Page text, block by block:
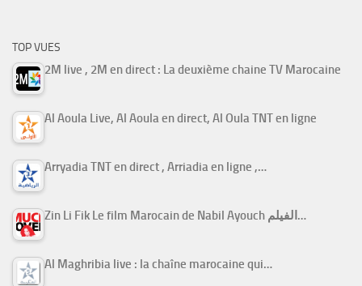
TOP VUES
2M live , 2M en direct : La deuxième chaine TV Marocaine
Al Aoula Live, Al Aoula en direct, Al Oula TNT en ligne
Arryadia TNT en direct , Arriadia en ligne ,…
Zin Li Fik Le film Marocain de Nabil Ayouch الفيلم…
Al Maghribia live : la chaîne marocaine qui…